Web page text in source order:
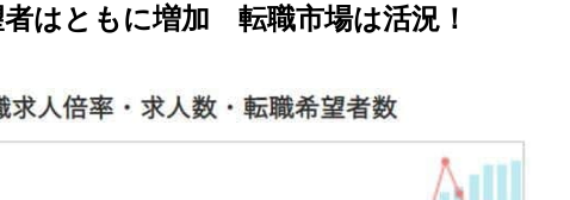
はともに増加 転職市場は活況！